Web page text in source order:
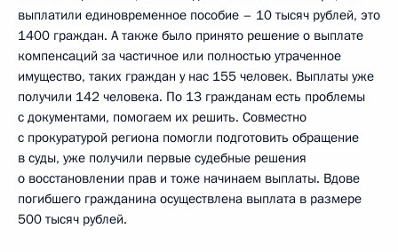
выплатили единовременное пособие – 10 тысяч рублей, это
1400 граждан. А также было принято решение о выплате
компенсаций за частичное или полностью утраченное
имущество, таких граждан у нас 155 человек. Выплаты уже
получили 142 человека. По 13 гражданам есть проблемы
с документами, помогаем их решить. Совместно
с прокуратурой региона помогли подготовить обращение
в суды, уже получили первые судебные решения
о восстановлении прав и тоже начинаем выплаты. Вдове
погибшего гражданина осуществлена выплата в размере
500 тысяч рублей.